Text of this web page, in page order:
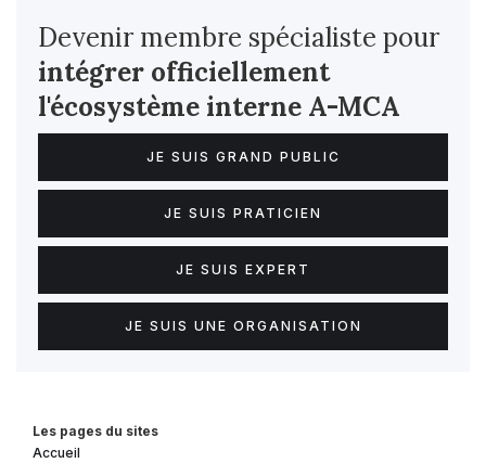
Devenir membre spécialiste pour
intégrer officiellement
l'écosystème interne A-MCA
JE SUIS GRAND PUBLIC
JE SUIS PRATICIEN
JE SUIS EXPERT
JE SUIS UNE ORGANISATION
Les pages du sites
Accueil